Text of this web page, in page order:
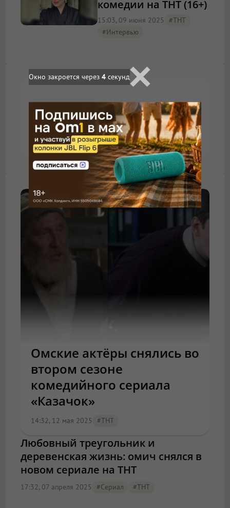
комедии на ТНТ (16+)
15:03, 09 июня 2025
#ТНТ
#интервью
Омские актёры снялись во
втором сезоне
комедийного сериала
«Казачок»
14:32, 12 мая 2025 #ТНТ
Любовный треугольник и
деревенская жизнь: омич снялся в
новом сериале на ТНТ
17:32, 07 апреля 2025 #Сериал #ТНТ
Окно закроется через 4 секунд